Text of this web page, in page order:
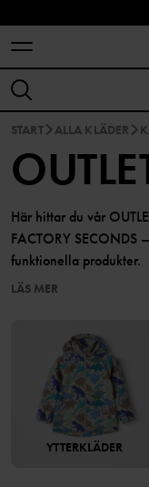
START ALLA KLÄDER
Här hittar du vår
FACTORY SECONDS
funktionella produkter.
LÄS MER
YTTERKLÄDER